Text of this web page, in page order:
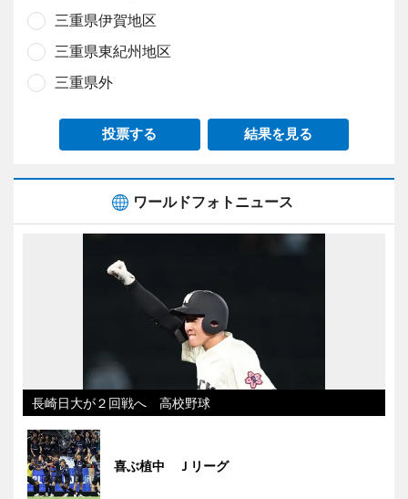
三重県伊賀地区
三重県東紀州地区
三重県外
投票する 結果を見る
ワールドフォトニュース
長崎日大が２回戦へ 高校野球
喜ぶ植中 Ｊリーグ